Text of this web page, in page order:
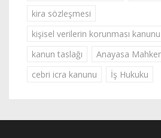
kira sözleşmesi
kişisel verilerin korunması kanunu
kanun taslağı
Anayasa
cebri icra kanunu
İş Hukuku